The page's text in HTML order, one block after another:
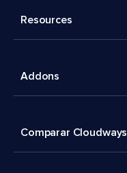
Resources
Addons
Comparar Cloudways